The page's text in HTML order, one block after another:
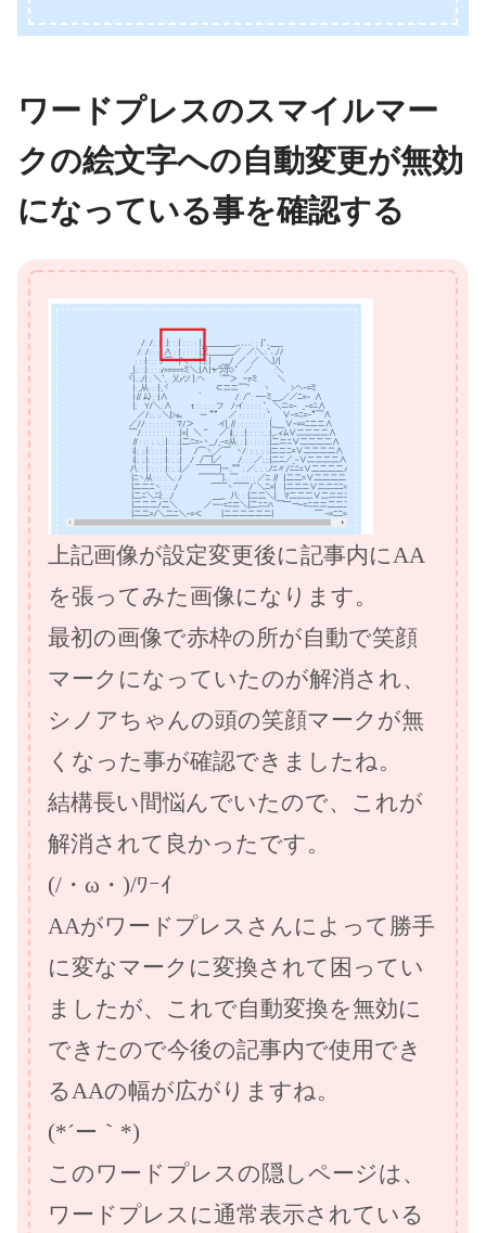
ワードプレスのスマイルマー
クの絵文字への自動変更が無効
になっている事を確認する
上記画像が設定変更後に記事内にAA
を張ってみた画像になります。
最初の画像で赤枠の所が自動で笑顔
マークになっていたのが解消され、
シノアちゃんの頭の笑顔マークが無
くなった事が確認できましたね。
結構長い間悩んでいたので、これが
解消されて良かったです。
(/・ω・)/ﾜｰｲ
AAがワードプレスさんによって勝手
に変なマークに変換されて困ってい
ましたが、これで自動変換を無効に
できたので今後の記事内で使用でき
るAAの幅が広がりますね。
(*´ー｀*)
このワードプレスの隠しページは、
ワードプレスに通常表示されている